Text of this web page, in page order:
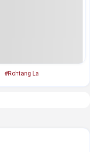
#Rohtang La